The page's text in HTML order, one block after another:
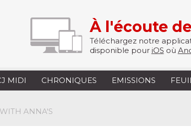
À l'écoute
Téléchargez notre
disponible pour iOS où
MIDI CHRONIQUES EMISSIONS
ANNA'S